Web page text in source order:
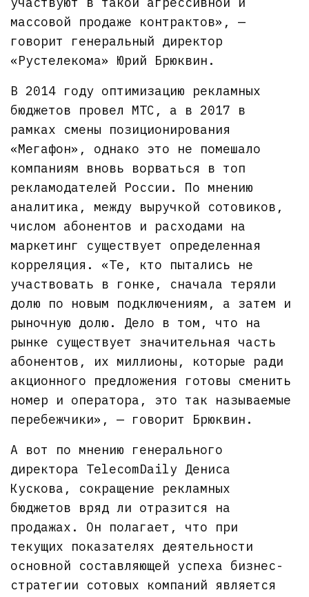
массовой продаже контрактов», —
говорит генеральный директор
«Рустелекома» Юрий Брюквин.
В 2014 году оптимизацию рекламных
бюджетов провел МТС, а в 2017 в
рамках смены позиционирования
«Мегафон», однако это не помешало
компаниям вновь ворваться в топ
рекламодателей России. По мнению
аналитика, между выручкой сотовиков,
числом абонентов и расходами на
маркетинг существует определенная
корреляция. «Те, кто пытались не
участвовать в гонке, сначала теряли
долю по новым подключениям, а затем и
рыночную долю. Дело в том, что на
рынке существует значительная часть
абонентов, их миллионы, которые ради
акционного предложения готовы сменить
номер и оператора, это так называемые
перебежчики», — говорит Брюквин.
А вот по мнению генерального
директора TelecomDaily Дениса
Кускова, сокращение рекламных
бюджетов вряд ли отразится на
продажах. Он полагает, что при
текущих показателях деятельности
основной составляющей успеха бизнес-
стратегии сотовых компаний является